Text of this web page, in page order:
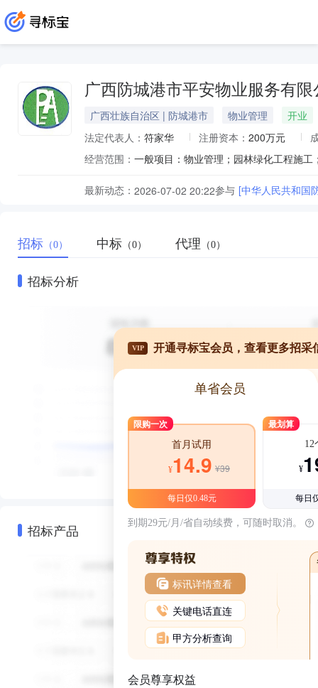
广西防城港市平安物业服务有限
广西壮族自治区 | 防城港市 物业管理
开业
法定代表人： 符家华 注册资本： 200万元
经营范围：
最新动态： 2026-07-02 20:22参与 [中华人民共和国
招标 （0） 中标 （0） 代理 （0）
招标分析
招标产品
VIP 开通寻标宝会员，查看更多招采
单省会员
限购一次
首月试用
¥14.9 ¥39
每日仅0.48元
最划算
12
¥
每日
到期29元/月/省自动续费，可随时取消。
标讯详情查看
关键电话直连
甲方分析查询
会员尊享权益